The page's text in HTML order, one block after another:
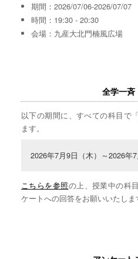
期間：2026/07/06-2026/07/07
時間：19:30 - 20:30
会場：九産大北門楠風広場
全学一斉
以下の期間に、すべての科目で
ます。
2026年7月9日（木）～2026年7
こちらを参照の上、授業中の科
ケートへの回答をお願いいたしま